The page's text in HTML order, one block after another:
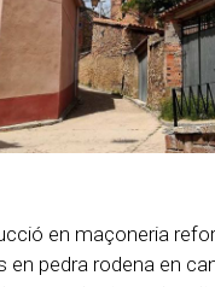
en maçoneria
en pedra rodena en